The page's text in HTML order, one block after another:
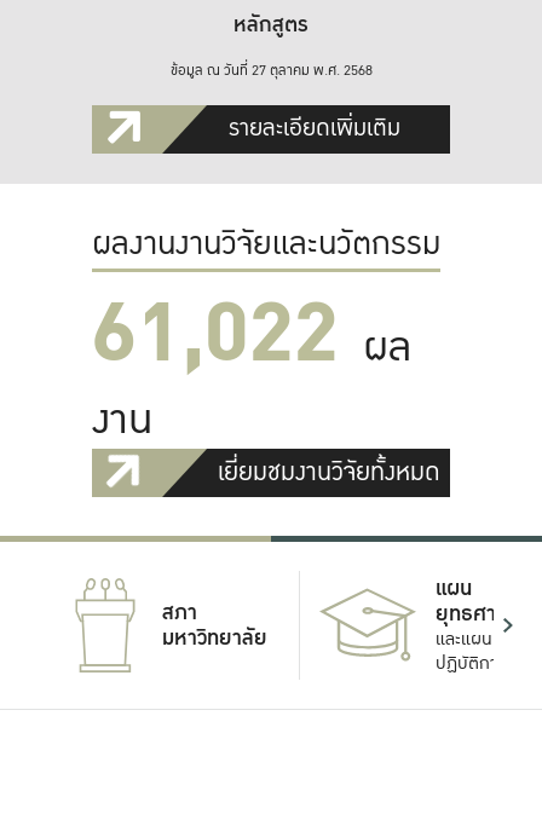
หลักสูตร
ข้อมูล ณ วันที่ 27 ตุลาคม พ.ศ. 2568
รายละเอียดเพิ่มเติม
ผลงานงานวิจัยและนวัตกรรม
61,022 ผล
งาน
เยี่ยมชมงานวิจัยทั้งหมด
สภา
มหาวิทยาลัย
แผน
ยุทธศาสตร์
และแผน
ปฏิบัติการ